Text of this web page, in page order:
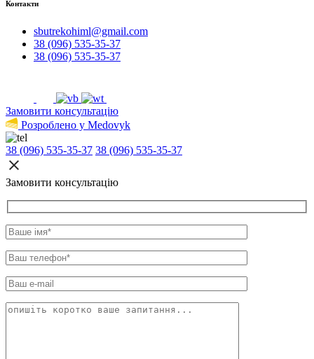
Контакти
sbutrekohiml@gmail.com
38 (096) 535-35-37
38 (096) 535-35-37
Замовити консультацію
Розроблено у Medovyk
38 (096) 535-35-37 38 (096) 535-35-37
Замовити консультацію